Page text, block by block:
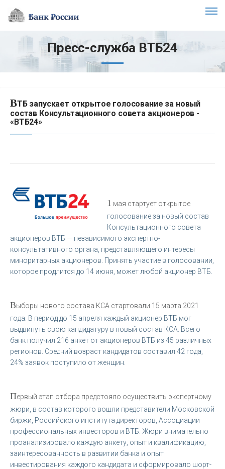
Пресс-служба ВТБ24
ВТБ запускает открытое голосование за новый
состав Консультационного совета акционеров -
«ВТБ24»
1 мая стартует открытое
голосование за новый состав
Консультационного совета
акционеров ВТБ — независимого экспертно-
консультативного органа, представляющего интересы
миноритарных акционеров. Принять участие в голосовании,
которое продлится до 14 июня, может любой акционер ВТБ.
Выборы нового состава КСА стартовали 15 марта 2021
года. В период до 15 апреля каждый акционер ВТБ мог
выдвинуть свою кандидатуру в новый состав КСА. Всего
банк получил 216 анкет от акционеров ВТБ из 45 различных
регионов. Средний возраст кандидатов составил 42 года,
24% заявок поступило от женщин.
Первый этап отбора предстояло осуществить экспертному
жюри, в состав которого вошли представители Московской
биржи, Российского института директоров, Ассоциации
профессиональных инвесторов и ВТБ. Жюри внимательно
проанализировало каждую анкету, опыт и квалификацию,
заинтересованность в развитии банка и опыт
инвестирования каждого кандидата и сформировало шорт-